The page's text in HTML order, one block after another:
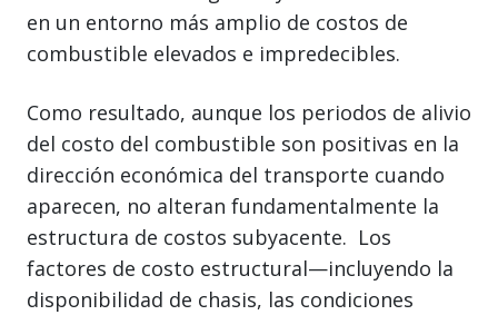
en un entorno más amplio de costos de
combustible elevados e impredecibles.
Como resultado, aunque los periodos de alivio
del costo del combustible son positivas en la
dirección económica del transporte cuando
aparecen, no alteran fundamentalmente la
estructura de costos subyacente. Los
factores de costo estructural—incluyendo la
disponibilidad de chasis, las condiciones